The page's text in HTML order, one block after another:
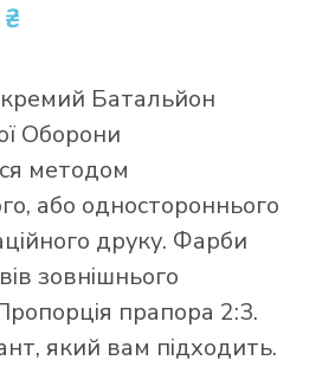
Батальйон
Оборони
методом
або одностороннього
друку. Фарби
зовнішнього
прапора 2:3.
який вам підходить.